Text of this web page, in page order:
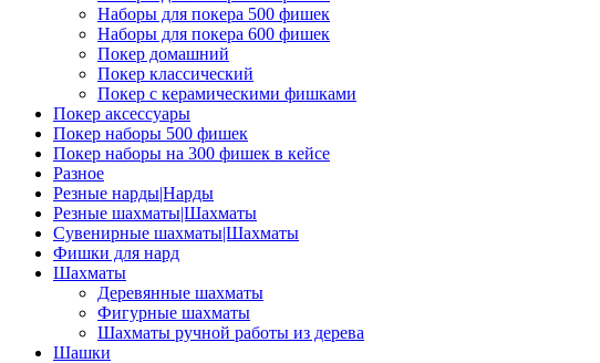
Наборы для покера 500 фишек
Наборы для покера 600 фишек
Покер домашний
Покер классический
Покер с керамическими фишками
Покер аксессуары
Покер наборы 500 фишек
Покер наборы на 300 фишек в кейсе
Разное
Резные нарды|Нарды
Резные шахматы|Шахматы
Сувенирные шахматы|Шахматы
Фишки для нард
Шахматы
Деревянные шахматы
Фигурные шахматы
Шахматы ручной работы из дерева
Шашки